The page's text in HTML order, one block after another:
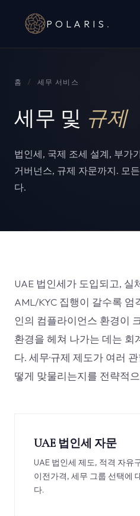
POLARIS .
홈 / 세무 서비스
세무 및 규제
법인세, 국제 조세 설계, 부가
거버넌스, 규제 자문까지. 모
다.
UAE 법인세가 도입되고, 실
AML/KYC 집행이 갈수록 엄
인의 컴플라이언스 환경이
환경을 헤쳐 나가는 데는 회
다. 세무·규제 제도가 여러
떻게 맞물리는지를 전략적
UAE 법인세 자문
UAE 법인세 제도, 적격 자유
이전가격, 세무 그룹 선택에
다.